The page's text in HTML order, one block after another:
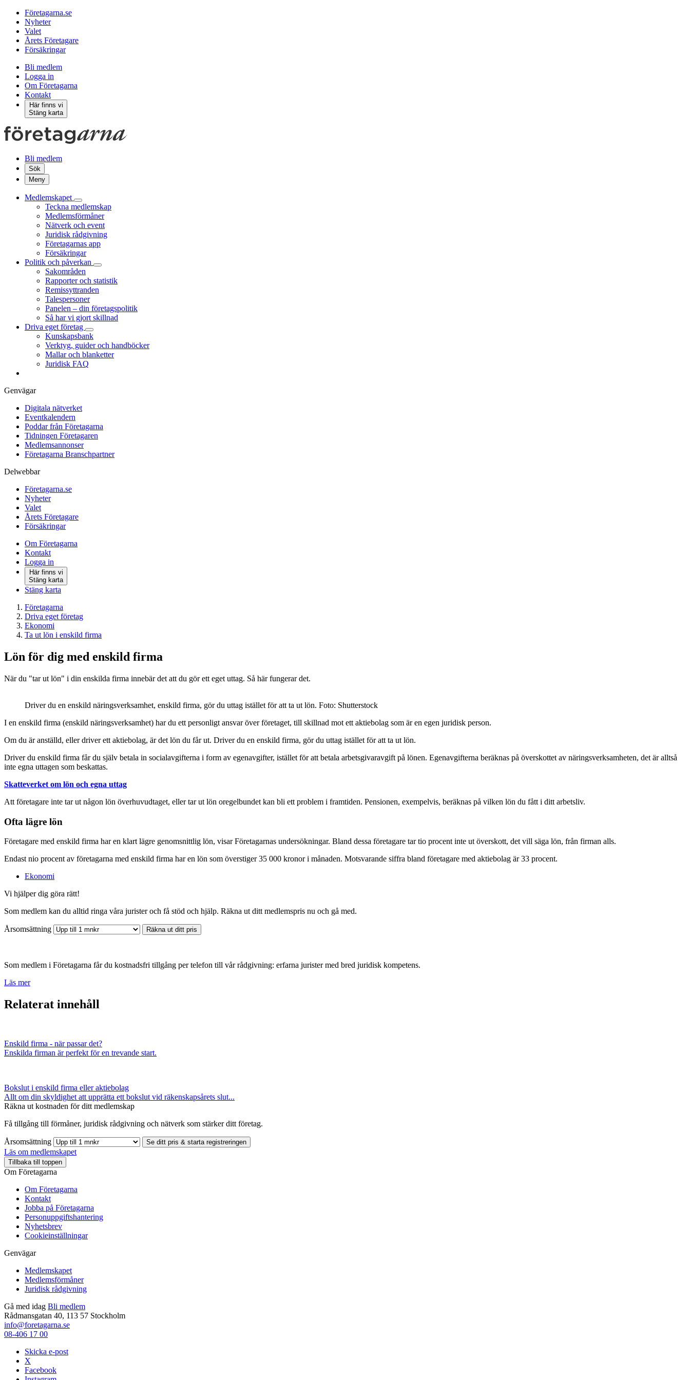
Företagarna.se
Nyheter
Valet
Årets Företagare
Försäkringar
Bli medlem
Logga in
Om Företagarna
Kontakt
Här finns vi
Stäng karta
Bli medlem
Sök
Meny
Medlemskapet
Teckna medlemskap
Medlemsförmåner
Nätverk och event
Juridisk rådgivning
Företagarnas app
Försäkringar
Politik och påverkan
Sakområden
Rapporter och statistik
Remissyttranden
Talespersoner
Panelen – din företagspolitik
Så har vi gjort skillnad
Driva eget företag
Kunskapsbank
Verktyg, guider och handböcker
Mallar och blanketter
Juridisk FAQ
Genvägar
Digitala nätverket
Eventkalendern
Poddar från Företagarna
Tidningen Företagaren
Medlemsannonser
Företagarna Branschpartner
Delwebbar
Företagarna.se
Nyheter
Valet
Årets Företagare
Försäkringar
Om Företagarna
Kontakt
Logga in
Här finns vi
Stäng karta
Stäng karta
Företagarna
Driva eget företag
Ekonomi
Ta ut lön i enskild firma
Lön för dig med enskild firma
När du "tar ut lön" i din enskilda firma innebär det att du gör ett eget uttag. Så här fungerar det.
Driver du en enskild näringsverksamhet, enskild firma, gör du uttag istället för att ta ut lön. Foto: Shutterstock
I en enskild firma (enskild näringsverksamhet) har du ett personligt ansvar över företaget, till skillnad mot ett aktiebolag som är en egen juridisk person.
Om du är anställd, eller driver ett aktiebolag, är det lön du får ut. Driver du en enskild firma, gör du uttag istället för att ta ut lön.
Driver du enskild firma får du själv betala in socialavgifterna i form av egenavgifter, istället för att betala arbetsgivaravgift på lönen. Egenavgifterna beräknas på överskottet av näringsverksamheten, det är alltså
inte egna uttagen som beskattas.
Skatteverket om lön och egna uttag
Att företagare inte tar ut någon lön överhuvudtaget, eller tar ut lön oregelbundet kan bli ett problem i framtiden. Pensionen, exempelvis, beräknas på vilken lön du fått i ditt arbetsliv.
Ofta lägre lön
Företagare med enskild firma har en klart lägre genomsnittlig lön, visar Företagarnas undersökningar. Bland dessa företagare tar tio procent inte ut överskott, det vill säga lön, från firman alls.
Endast nio procent av företagarna med enskild firma har en lön som överstiger 35 000 kronor i månaden. Motsvarande siffra bland företagare med aktiebolag är 33 procent.
Ekonomi
Vi hjälper dig göra rätt!
Som medlem kan du alltid ringa våra jurister och få stöd och hjälp. Räkna ut ditt medlemspris nu och gå med.
Årsomsättning Räkna ut ditt pris
Som medlem i Företagarna får du kostnadsfri tillgång per telefon till vår rådgivning: erfarna jurister med bred juridisk kompetens.
Läs mer
Relaterat innehåll
Enskild firma - när passar det?
Enskilda firman är perfekt för en trevande start.
Bokslut i enskild firma eller aktiebolag
Allt om din skyldighet att upprätta ett bokslut vid räkenskapsårets slut...
Räkna ut kostnaden för ditt medlemskap
Få tillgång till förmåner, juridisk rådgivning och nätverk som stärker ditt företag.
Årsomsättning Se ditt pris & starta registreringen
Läs om medlemskapet
Tillbaka till toppen
Om Företagarna
Om Företagarna
Kontakt
Jobba på Företagarna
Personuppgiftshantering
Nyhetsbrev
Cookieinställningar
Genvägar
Medlemskapet
Medlemsförmåner
Juridisk rådgivning
Gå med idag Bli medlem
Rådmansgatan 40, 113 57 Stockholm
info@foretagarna.se
08-406 17 00
Skicka e-post
X
Facebook